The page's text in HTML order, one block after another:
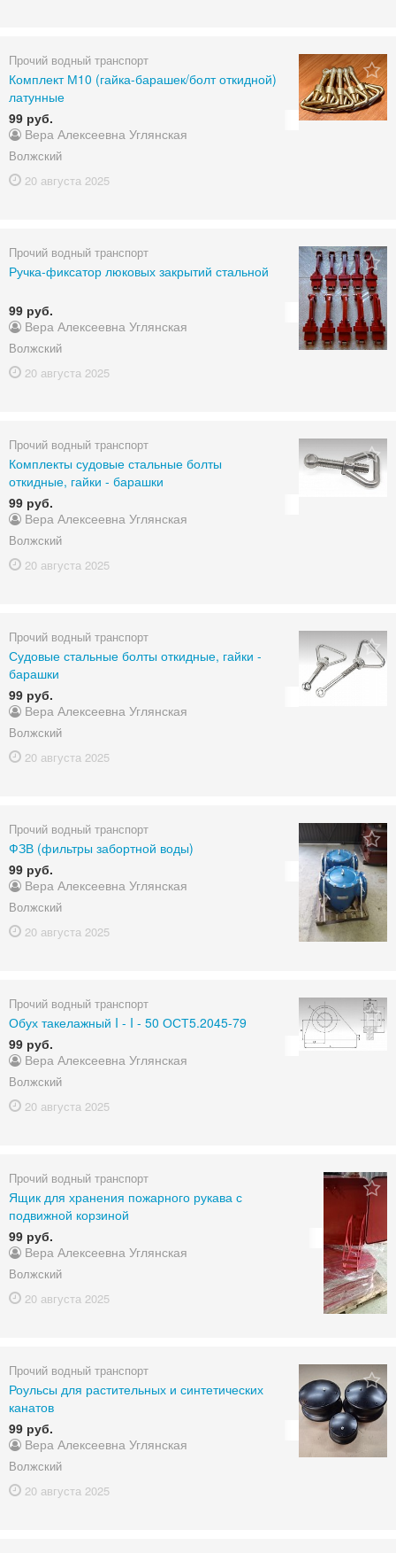
Прочий водный транспорт
Комплект М10 (гайка-барашек/болт откидной)
латунные
99 руб.
Вера Алексеевна Углянская
Волжский
20 августа 2025
Прочий водный транспорт
Ручка-фиксатор люковых закрытий стальной
99 руб.
Вера Алексеевна Углянская
Волжский
20 августа 2025
Прочий водный транспорт
Комплекты судовые стальные болты
откидные, гайки - барашки
99 руб.
Вера Алексеевна Углянская
Волжский
20 августа 2025
Прочий водный транспорт
Судовые стальные болты откидные, гайки -
барашки
99 руб.
Вера Алексеевна Углянская
Волжский
20 августа 2025
Прочий водный транспорт
ФЗВ (фильтры забортной воды)
99 руб.
Вера Алексеевна Углянская
Волжский
20 августа 2025
Прочий водный транспорт
Обух такелажный I - I - 50 ОСТ5.2045-79
99 руб.
Вера Алексеевна Углянская
Волжский
20 августа 2025
Прочий водный транспорт
Ящик для хранения пожарного рукава с
подвижной корзиной
99 руб.
Вера Алексеевна Углянская
Волжский
20 августа 2025
Прочий водный транспорт
Роульсы для растительных и синтетических
канатов
99 руб.
Вера Алексеевна Углянская
Волжский
20 августа 2025